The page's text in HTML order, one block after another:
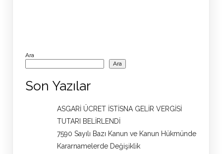
Ara
Ara
Son Yazılar
ASGARİ ÜCRET İSTİSNA GELİR VERGİSİ
TUTARI BELİRLENDİ
7590 Sayılı Bazı Kanun ve Kanun Hükmünde
Kararnamelerde Değişiklik